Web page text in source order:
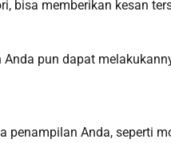
bisa memberikan kesan
pun dapat
Anda, seperti